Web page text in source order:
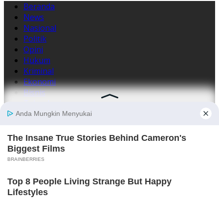
Beranda
News
Nasional
Politik
Opini
Hukum
Kriminal
Ekonomi
Bisnis
Peristiwa
Lainnya
TNI
Polri
Promosi
Event